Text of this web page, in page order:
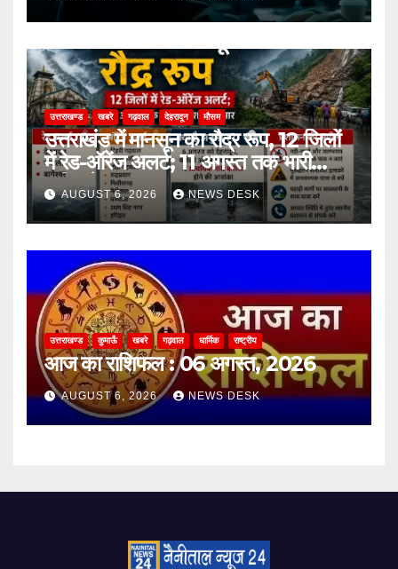
उत्तराखण्ड खबरे गढ़वाल देहरादून मौसम
उत्तराखंड में मानसून का रौद्र रूप, 12 जिलों
में रेड-ऑरेंज अलर्ट; 11 अगस्त तक भारी
बारिश के आसार
AUGUST 6, 2026 NEWS DESK
उत्तराखण्ड कुमाऊँ खबरे गढ़वाल धार्मिक राष्ट्रीय
आज का राशिफल : 06 अगस्त, 2026
AUGUST 6, 2026 NEWS DESK